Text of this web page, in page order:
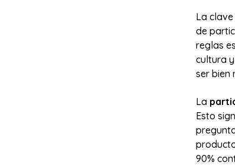
La
de
reglas
cultura
ser bien
La
Esto
90%